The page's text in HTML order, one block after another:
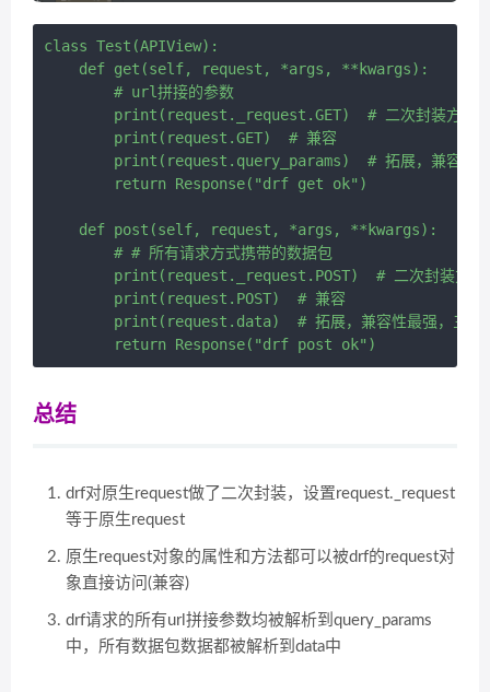
class Test(APIView):
    def get(self, request, *args, **kwargs):
        # url拼接的参数
        print(request._request.GET)  # 二次封装方式
        print(request.GET)  # 兼容
print(request.query_params)  # 拓展，兼容性
        return Response("drf get ok")
    def post(self, request, *args, **kwargs):
        # # 所有请求方式携带的数据包
        print(request._request.POST)  # 二次封装方式
        print(request.POST)  # 兼容
print(request.data)  # 拓展，兼容性最强，三
总结
drf对原生request做了二次封装，设置request._request
等于原生request
原生request对象的属性和方法都可以被drf的request对
象直接访问(兼容)
drf请求的所有url拼接参数均被解析到query_params
中，所有数据包数据都被解析到data中